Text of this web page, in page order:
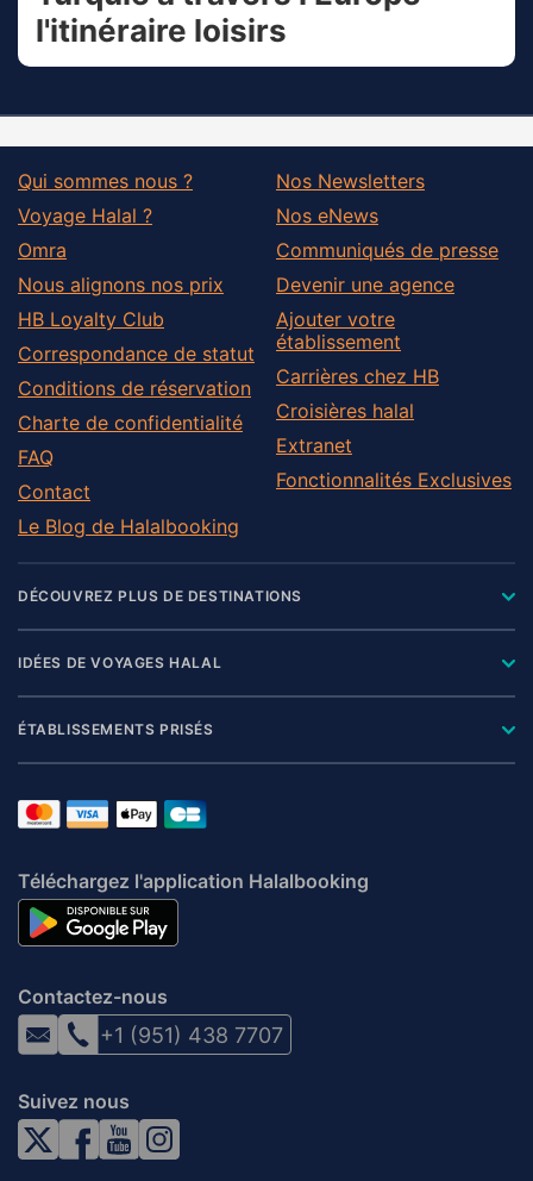
l'itinéraire loisirs
Qui sommes nous ?
Voyage Halal ?
Omra
Nous alignons nos prix
HB Loyalty Club
Correspondance de statut
Conditions de réservation
Charte de confidentialité
FAQ
Contact
Le Blog de Halalbooking
Nos Newsletters
Nos eNews
Communiqués de presse
Devenir une agence
Ajouter votre
établissement
Carrières chez HB
Croisières halal
Extranet
Fonctionnalités Exclusives
DÉCOUVREZ PLUS DE DESTINATIONS
IDÉES DE VOYAGES HALAL
ÉTABLISSEMENTS PRISÉS
Téléchargez l'application Halalbooking
Contactez-nous
+1 (951) 438 7707
Suivez nous